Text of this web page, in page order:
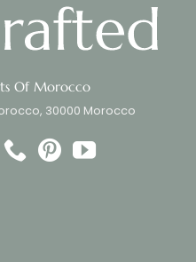
Of Morocco
30000 Morocco